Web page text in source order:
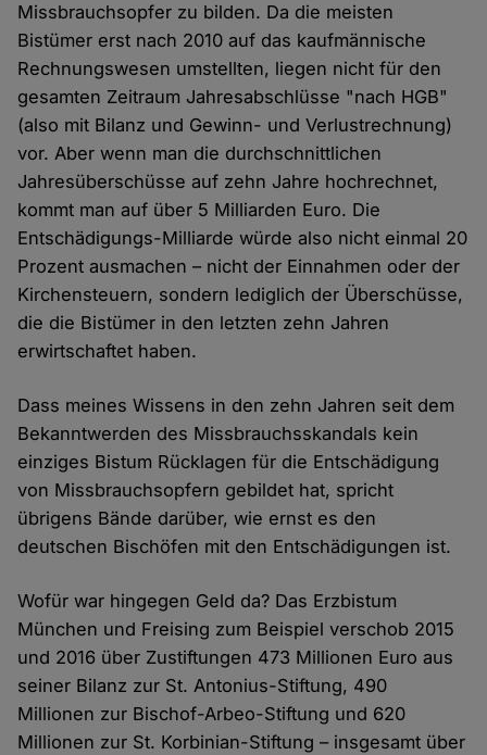
Missbrauchsopfer zu bilden. Da die meisten
Bistümer erst nach 2010 auf das kaufmännische
Rechnungswesen umstellten, liegen nicht für den
gesamten Zeitraum Jahresabschlüsse "nach HGB"
(also mit Bilanz und Gewinn- und Verlustrechnung)
vor. Aber wenn man die durchschnittlichen
Jahresüberschüsse auf zehn Jahre hochrechnet,
kommt man auf über 5 Milliarden Euro. Die
Entschädigungs-Milliarde würde also nicht einmal 20
Prozent ausmachen – nicht der Einnahmen oder der
Kirchensteuern, sondern lediglich der Überschüsse,
die die Bistümer in den letzten zehn Jahren
erwirtschaftet haben.
Dass meines Wissens in den zehn Jahren seit dem
Bekanntwerden des Missbrauchsskandals kein
einziges Bistum Rücklagen für die Entschädigung
von Missbrauchsopfern gebildet hat, spricht
übrigens Bände darüber, wie ernst es den
deutschen Bischöfen mit den Entschädigungen ist.
Wofür war hingegen Geld da? Das Erzbistum
München und Freising zum Beispiel verschob 2015
und 2016 über Zustiftungen 473 Millionen Euro aus
seiner Bilanz zur St. Antonius-Stiftung, 490
Millionen zur Bischof-Arbeo-Stiftung und 620
Millionen zur St. Korbinian-Stiftung – insgesamt über